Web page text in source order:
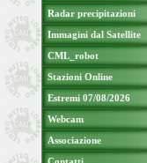
Radar precipitazioni
Immagini dal Satellite
CML_robot
Stazioni Online
Estremi 07/08/2026
Webcam
Associazione